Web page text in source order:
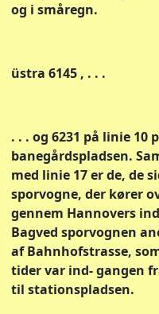
og i småregn.
üstra 6145 , . . .
. . . og 6231 på linie 10
banegårdspladsen.
med linie 17 er de, de
sporvogne, der kører
gennem Hannovers
Bagved sporvognen
af Bahnhofstrasse,
tider var ind- gangen
til stationspladsen.